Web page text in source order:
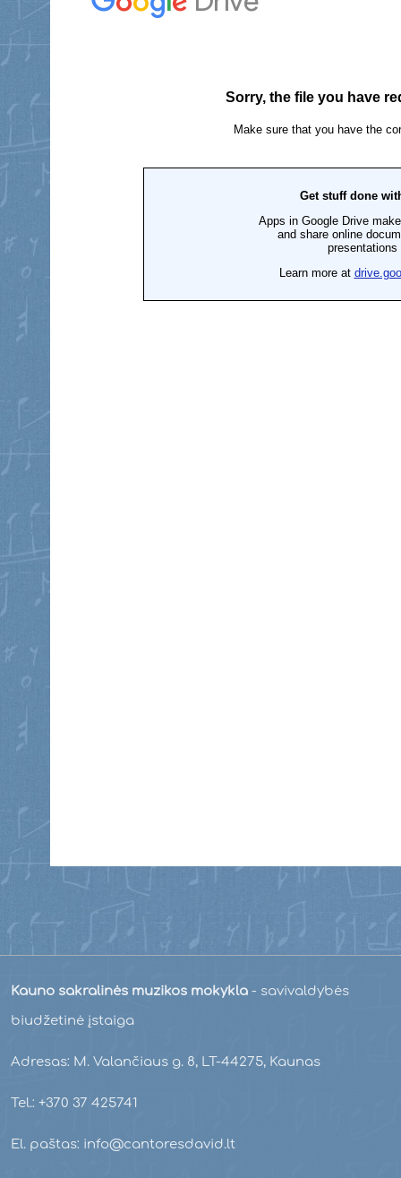
Kauno sakralinės muzikos mokykla - savivaldybės
biudžetinė įstaiga
Adresas: M. Valančiaus g. 8, LT-44275, Kaunas
Tel.: +370 37 425741
El. paštas: info@cantoresdavid.lt